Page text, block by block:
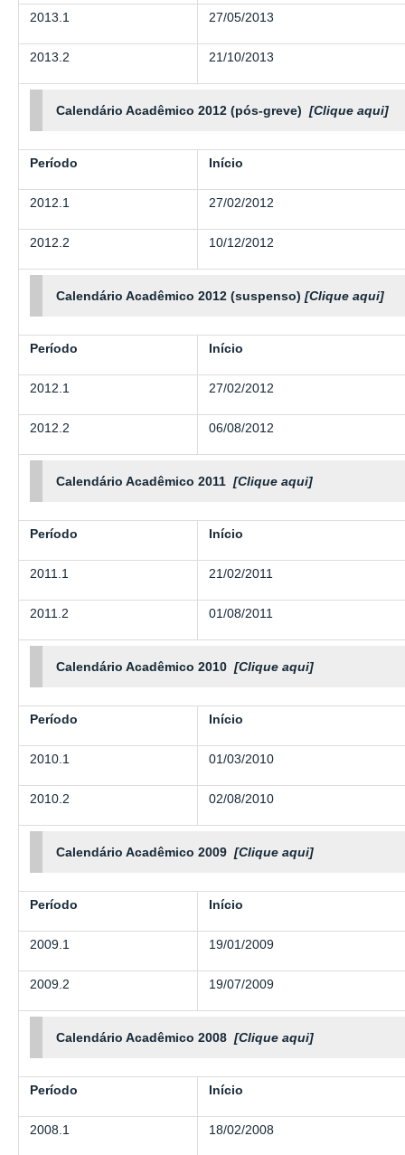
2013.1 27/05/2013
2013.2 21/10/2013
Calendário Acadêmico 2012 (pós-greve) [Clique aqui]
Período Início
2012.1 27/02/2012
2012.2 10/12/2012
Calendário Acadêmico 2012 (suspenso) [Clique aqui]
Período Início
2012.1 27/02/2012
2012.2 06/08/2012
Calendário Acadêmico 2011 [Clique aqui]
Período Início
2011.1 21/02/2011
2011.2 01/08/2011
Calendário Acadêmico 2010 [Clique aqui]
Período Início
2010.1 01/03/2010
2010.2 02/08/2010
Calendário Acadêmico 2009 [Clique aqui]
Período Início
2009.1 19/01/2009
2009.2 19/07/2009
Calendário Acadêmico 2008 [Clique aqui]
Período Início
2008.1 18/02/2008